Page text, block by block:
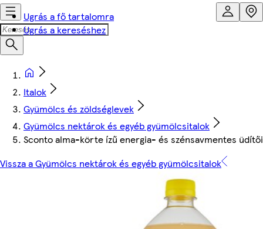
Ugrás a fő tartalomra
Ugrás a kereséshez
Italok
Gyümölcs és zöldséglevek
Gyümölcs nektárok és egyéb gyümölcsitalok
Sconto alma-körte ízű energia- és szénsavmentes
Vissza a Gyümölcs nektárok és egyéb gyümölcsitalok